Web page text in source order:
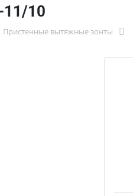
11/10
Пристенные вытяжные зонты